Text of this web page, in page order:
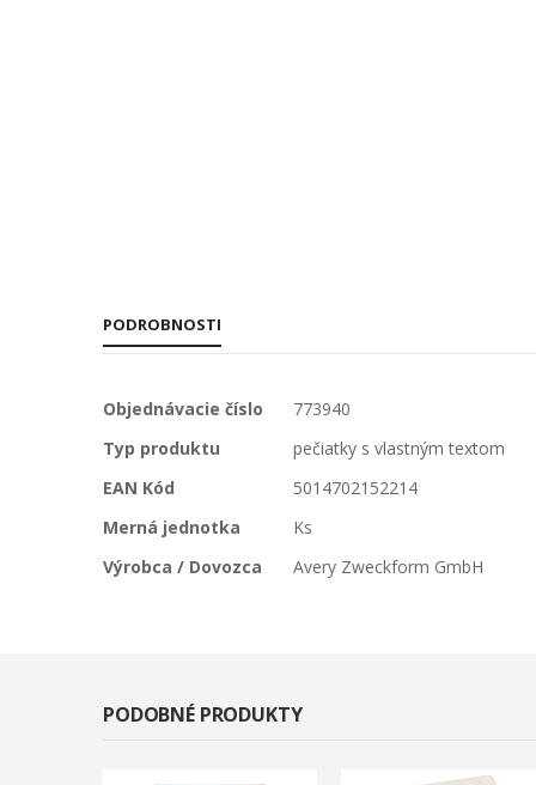
PODROBNOSTI
Viac
informácií
Objednávacie číslo
773940
Typ produktu
pečiatky s vlastným textom
EAN Kód
5014702152214
Merná jednotka
Ks
Výrobca / Dovozca
Avery Zweckform GmbH
PODOBNÉ PRODUKTY